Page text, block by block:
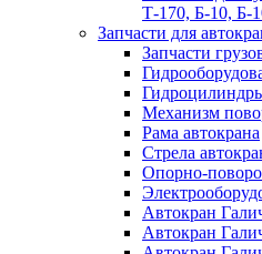
Т-170, Б-10, Б-
Запчасти для
Запчасти
Механизм
Рама автокрана
Стрела
Опорно-
Автокран
Автокран